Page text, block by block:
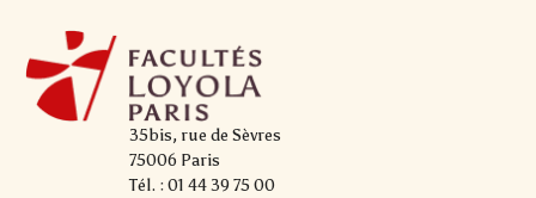
35bis, rue de Sèvres
75006 Paris
Tél. : 01 44 39 75 00